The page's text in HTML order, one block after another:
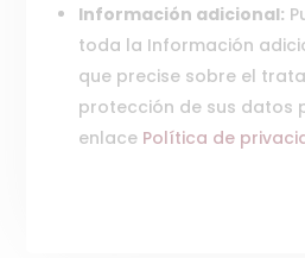
Información adicional:
toda la Información
que precise sobre el
protección de sus datos
enlace Política de